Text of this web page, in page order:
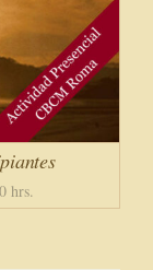
hrs.